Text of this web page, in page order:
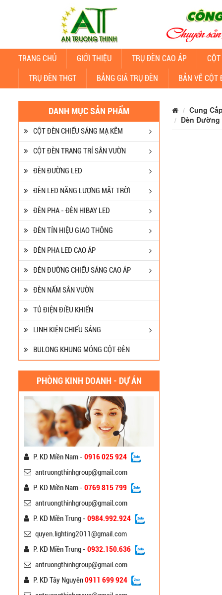
TRANG CHỦ GIỚI THIỆU TRỤ ĐÈN CAO ÁP
TRỤ ĐÈN THGT BẢNG GIÁ TRỤ ĐÈN BẢN VẼ CỘT
DANH MỤC SẢN PHẨM
CỘT ĐÈN CHIẾU SÁNG MẠ KẼM
CỘT ĐÈN TRANG TRÍ SÂN VƯỜN
ĐÈN ĐƯỜNG LED
ĐÈN LED NĂNG LƯỢNG MẶT TRỜI
ĐÈN PHA - ĐÈN HIBAY LED
ĐÈN TÍN HIỆU GIAO THÔNG
ĐÈN PHA LED CAO ÁP
ĐÈN ĐƯỜNG CHIẾU SÁNG CAO ÁP
ĐÈN NẤM SÂN VƯỜN
TỦ ĐIỆN ĐIỀU KHIỂN
LINH KIỆN CHIẾU SÁNG
BULONG KHUNG MÓNG CỘT ĐÈN
PHÒNG KINH DOANH - DỰ ÁN
P. KD Miền Nam - 0916 025 924
antruongthinhgroup@gmail.com
P. KD Miền Nam - 0769 815 799
antruongthinhgroup@gmail.com
P. KD Miền Trung - 0984.992.924
quyen.lighting2011@gmail.com
P. KD Miền Trung - 0932.150.636
antruongthinhgroup@gmail.com
P. KD Tây Nguyên0911 699 924
Cột Đèn Đế Gang Trang
Liên hệ
Cột Đèn Đế Gang Trang
Trí ATT
Cung
Đèn Đường